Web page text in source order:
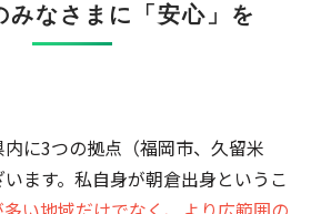
みなさまに「安心」を
に3つの拠点（福岡市、久留米
ます。私自身が朝倉出身というこ